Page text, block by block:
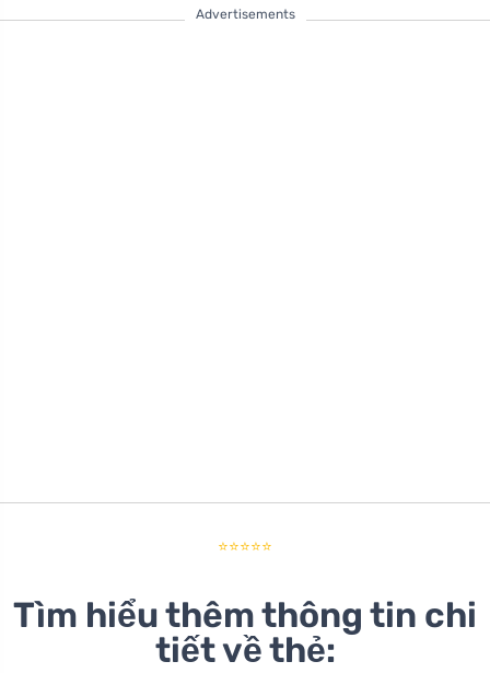
Advertisements
⭐⭐⭐⭐⭐
Tìm hiểu thêm thông tin chi
tiết về thẻ: